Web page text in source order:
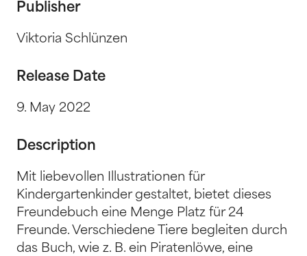
Publisher
Viktoria Schlünzen
Release Date
9. May 2022
Description
Mit liebevollen Illustrationen für
Kindergartenkinder gestaltet, bietet dieses
Freundebuch eine Menge Platz für 24
Freunde. Verschiedene Tiere begleiten durch
das Buch, wie z. B. ein Piratenlöwe, eine